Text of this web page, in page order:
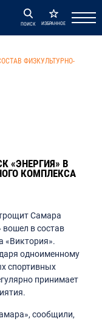
ПОИСК ИЗБРАННОЕ
ФИЗКУЛЬТУРНО-
«ЭНЕРГИЯ» В
КОМПЛЕКСА
Самара
вошел в состав
«Виктория».
одноименному
спортивных
принимает
сообщили,